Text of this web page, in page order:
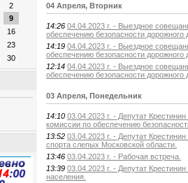
2
9
16
23
30
04 Апреля, Вторник
14:26 04.04.2023 г. - Выездное
обеспечению безопасности дорожного
14:19 04.04.2023 г. - Выездное
обеспечению безопасности дорожного
12:14 04.04.2023 г. - Выездное
обеспечению безопасности дорожного
03 Апреля, Понедельник
14:10 03.04.2023 г. - Депутат
комиссии по обеспечению
13:52 03.04.2023 г. - Депутат
спорта слепых Московской области.
13:46 03.04.2023 г. - Рабочая встреча.
13:39 03.04.2023 г. - Депутат
населения.